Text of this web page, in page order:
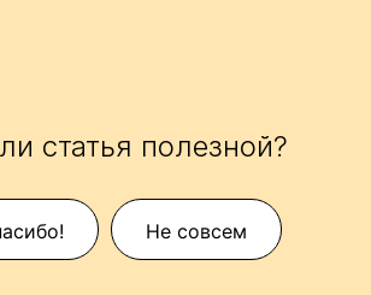
статья полезной?
Не совсем